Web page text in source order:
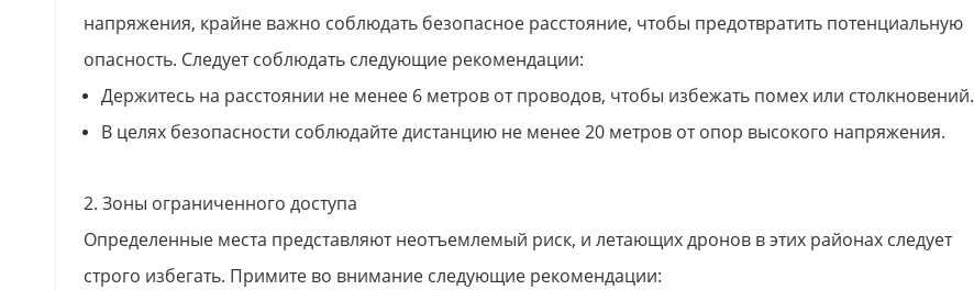
напряжения, крайне важно соблюдать безопасное расстояние, чтобы предотвратить потенциальную
опасность. Следует соблюдать следующие рекомендации:
Держитесь на расстоянии не менее 6 метров от проводов, чтобы избежать помех или столкновений.
В целях безопасности соблюдайте дистанцию не менее 20 метров от опор высокого напряжения.
2. Зоны ограниченного доступа
Определенные места представляют неотъемлемый риск, и летающих дронов в этих районах следует
строго избегать. Примите во внимание следующие рекомендации: